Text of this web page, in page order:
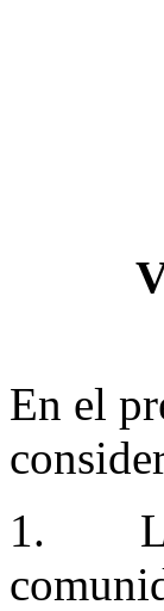
En el
1. La